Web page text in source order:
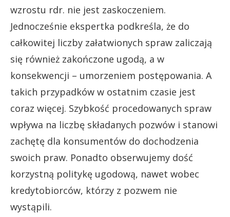
wzrostu rdr. nie jest zaskoczeniem.
Jednocześnie ekspertka podkreśla, że do
całkowitej liczby załatwionych spraw zaliczają
się również zakończone ugodą, a w
konsekwencji – umorzeniem postępowania. A
takich przypadków w ostatnim czasie jest
coraz więcej. Szybkość procedowanych spraw
wpływa na liczbę składanych pozwów i stanowi
zachętę dla konsumentów do dochodzenia
swoich praw. Ponadto obserwujemy dość
korzystną politykę ugodową, nawet wobec
kredytobiorców, którzy z pozwem nie
wystąpili.